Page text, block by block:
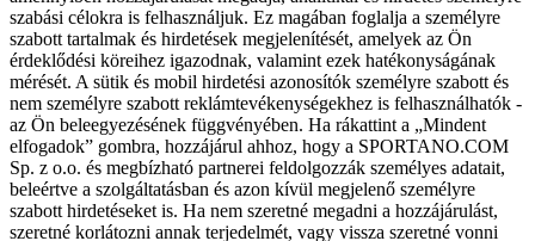
szabási célokra is felhasználjuk. Ez magában foglalja a személyre
szabott tartalmak és hirdetések megjelenítését, amelyek az Ön
érdeklődési köreihez igazodnak, valamint ezek hatékonyságának
mérését. A sütik és mobil hirdetési azonosítók személyre szabott és
nem személyre szabott reklámtevékenységekhez is felhasználhatók -
az Ön beleegyezésének függvényében. Ha rákattint a „Mindent
elfogadok” gombra, hozzájárul ahhoz, hogy a SPORTANO.COM
Sp. z o.o. és megbízható partnerei feldolgozzák személyes adatait,
beleértve a szolgáltatásban és azon kívül megjelenő személyre
szabott hirdetéseket is. Ha nem szeretné megadni a hozzájárulást,
szeretné korlátozni annak terjedelmét, vagy vissza szeretné vonni